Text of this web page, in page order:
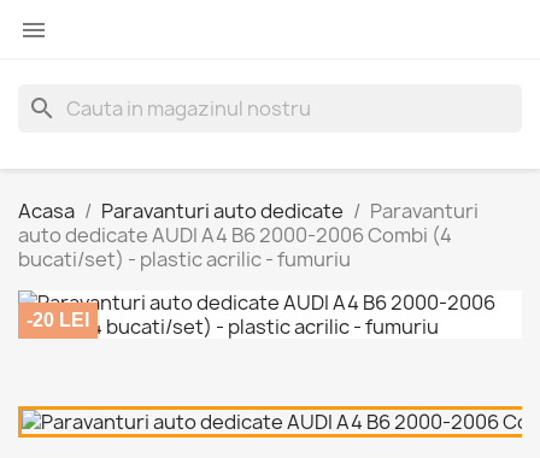

search
Acasa Paravanturi auto dedicate
Paravanturi
auto dedicate AUDI A4 B6 2000-2006 Combi (4
bucati/set) - plastic acrilic - fumuriu
-20 LEI